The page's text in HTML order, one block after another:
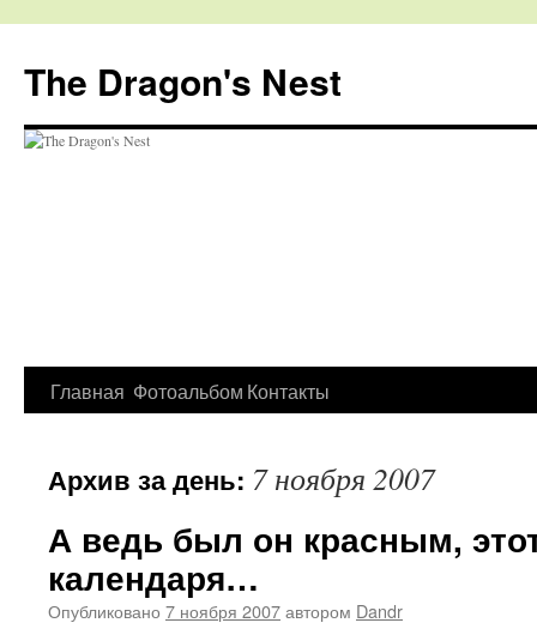
The Dragon's Nest
Перейти
содержимому
Главная Фотоальбом Контакты
Архив за день: 7 ноября 2007
А ведь был он красным,
календаря…
Опубликовано 7 ноября 2007автором Dandr